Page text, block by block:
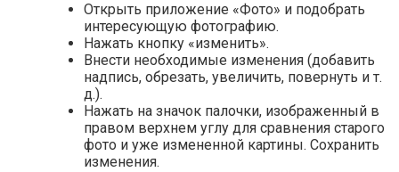
Открыть приложение «Фото» и подобрать
интересующую фотографию.
Нажать кнопку «изменить».
Внести необходимые изменения (добавить
надпись, обрезать, увеличить, повернуть и т.
д.).
Нажать на значок палочки, изображенный в
правом верхнем углу для сравнения старого
фото и уже измененной картины. Сохранить
изменения.